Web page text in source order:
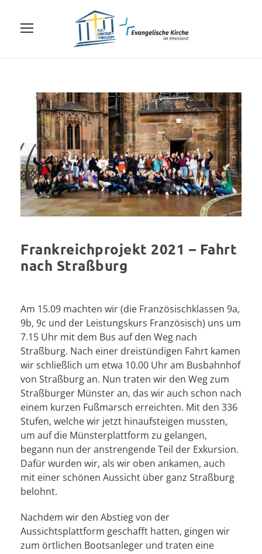
Frankreichprojekt 2021 – Fahrt
nach Straßburg
Am 15.09 machten wir (die Französischklassen 9a,
9b, 9c und der Leistungskurs Französisch) uns um
7.15 Uhr mit dem Bus auf den Weg nach
Straßburg. Nach einer dreistündigen Fahrt kamen
wir schließlich um etwa 10.00 Uhr am Busbahnhof
von Straßburg an. Nun traten wir den Weg zum
Straßburger Münster an, das wir auch schon nach
einem kurzen Fußmarsch erreichten. Mit den 336
Stufen, welche wir jetzt hinaufsteigen mussten,
um auf die Münsterplattform zu gelangen,
begann nun der anstrengende Teil der Exkursion.
Dafür wurden wir, als wir oben ankamen, auch
mit einer schönen Aussicht über ganz Straßburg
belohnt.
Nachdem wir den Abstieg von der
Aussichtsplattform geschafft hatten, gingen wir
zum örtlichen Bootsanleger und traten eine